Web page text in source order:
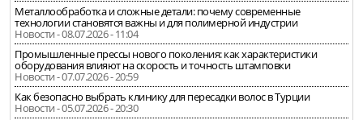
Металлообработка и сложные детали: почему современные
технологии становятся важны и для полимерной индустрии
Новости - 08.07.2026 - 11:04
Промышленные прессы нового поколения: как характеристики
оборудования влияют на скорость и точность штамповки
Новости - 07.07.2026 - 20:59
Как безопасно выбрать клинику для пересадки волос в Турции
Новости - 05.07.2026 - 20:30